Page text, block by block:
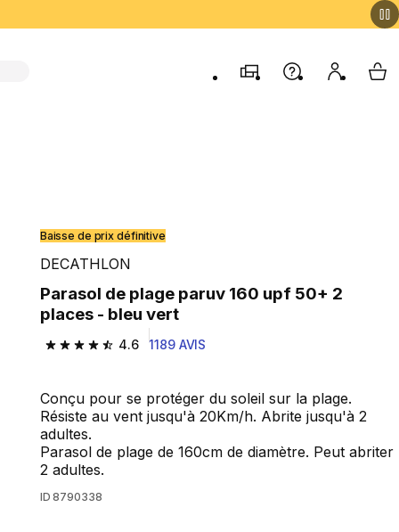
MagasinsAide Mon My
Baisse de prix définitive
DECATHLON
Parasol de plage paruv 160 upf 50+ 2
places - bleu vert
4.6
4.6 out of 5 stars from 1189 reviews
1189 AVIS
Conçu pour se protéger du soleil sur la plage.
Résiste au vent jusqu'à 20Km/h. Abrite jusqu'à 2
adultes.
Parasol de plage de 160cm de diamètre. Peut abriter
2 adultes.
ID 8790338